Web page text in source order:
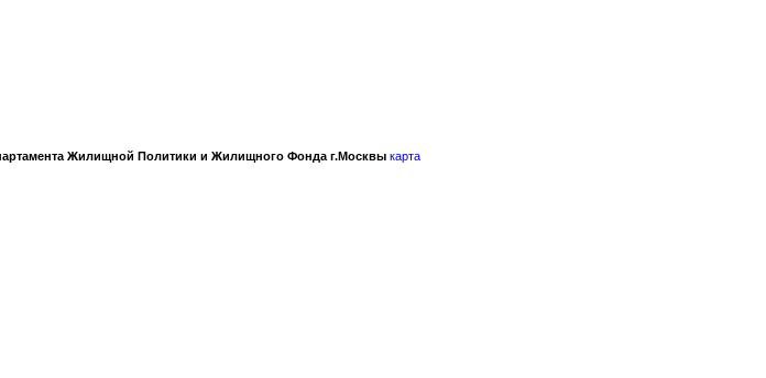
Жилищной Политики и Жилищного Фонда г.Москвы карта